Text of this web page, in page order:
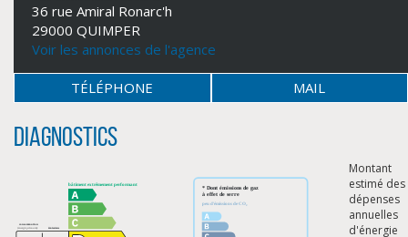
CLIQUER ICI POUR AGRANDIR
36 rue Amiral Ronarc'h
29000 QUIMPER
Voir les annonces de l'agence
TÉLÉPHONE MAIL
Diagnostics
Montant
estimé des
dépenses
annuelles
d'énergie